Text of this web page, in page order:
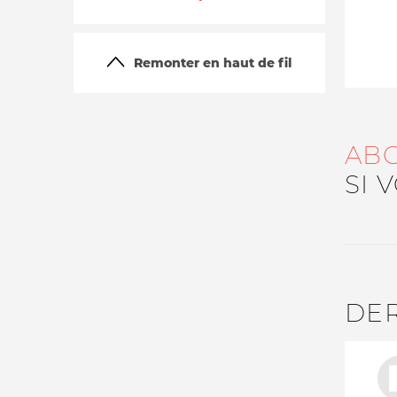
Remonter en haut de fil
SI